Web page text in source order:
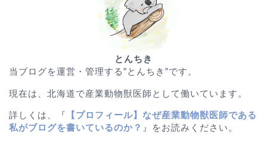
とんちき
当ブログを運営・管理する”とんちき”です。
現在は、北海道で産業動物獣医師として働いています。
詳しくは、『
【プロフィール】なぜ産業動物獣医師である
私がブログを書いているのか？ 』をお読みください。